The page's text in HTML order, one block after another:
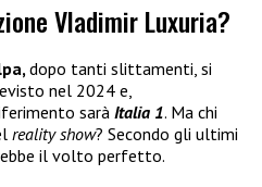
Vladimir Luxuria?
dopo tanti slittamenti, si
nel 2024 e,
sarà Italia 1. Ma chi
reality show? Secondo gli ultimi
il volto perfetto.